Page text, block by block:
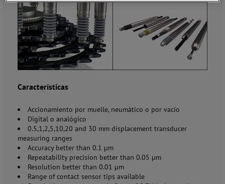
Características
Accionamiento por muelle, neumático o por vacío
Digital o analógico
0.5,1,2,5,10,20 and 30 mm displacement transducer
measuring ranges
Accuracy better than 0.1 µm
Repeatability precision better than 0.05 µm
Resolution better than 0.01 µm
Range of contact sensor tips available